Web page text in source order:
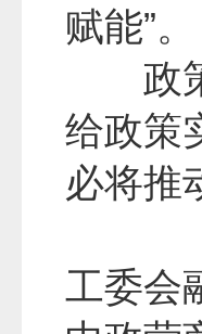
赋能”。
政
给政策
必将推
工委会